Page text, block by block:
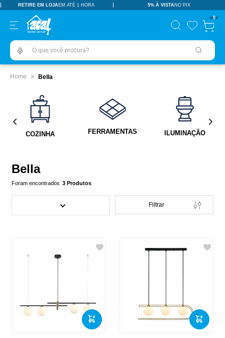
RETIRE EM LOJAEM ATÉ 1 HORA 5% À VISTANO PIX
0
O que você procura?
Bella
COZINHA FERRAMENTAS ILUMINAÇÃO
Bella
3 Produtos
Filtrar
TERMOS MAIS BUSCADOS
pisos revestimentos
º ceramica
revestimento
6 pia
9º chuveiro
10º 18l